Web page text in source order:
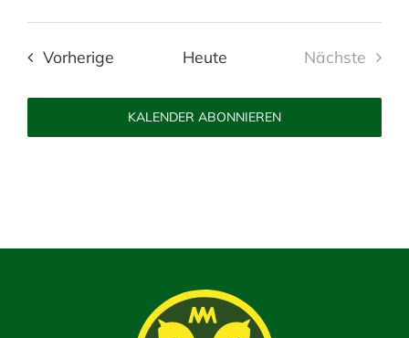
l
n VorherigeVeranstaltungen
Heute
Nächste
KALENDER ABONNIEREN